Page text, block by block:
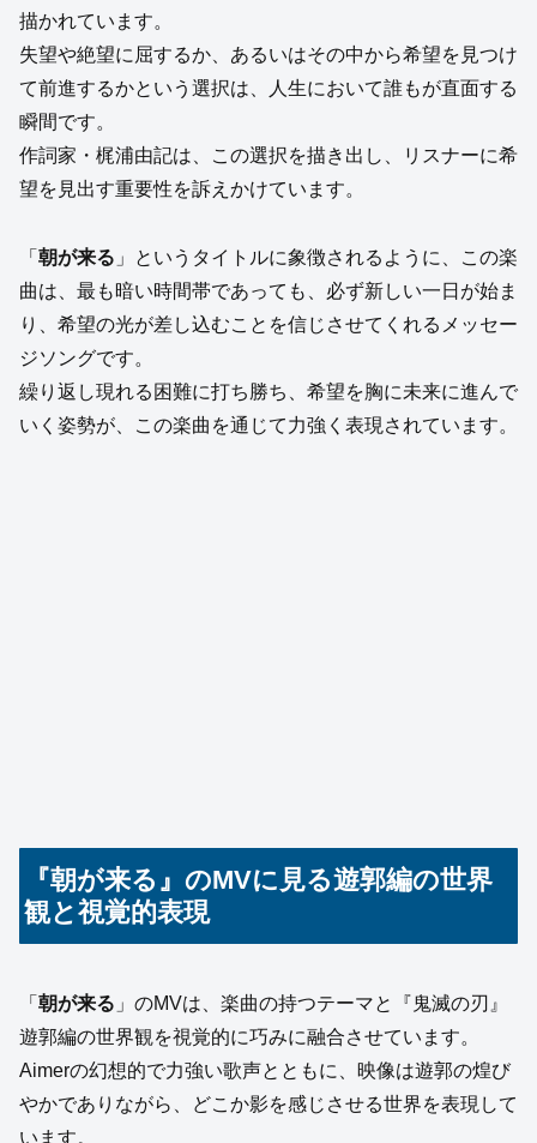
描かれています。
失望や絶望に屈するか、あるいはその中から希望を見つけ
て前進するかという選択は、人生において誰もが直面する
瞬間です。
作詞家・梶浦由記は、この選択を描き出し、リスナーに希
望を見出す重要性を訴えかけています。
「 朝が来る 」というタイトルに象徴されるように、この楽
曲は、最も暗い時間帯であっても、必ず新しい一日が始ま
り、希望の光が差し込むことを信じさせてくれるメッセー
ジソングです。
繰り返し現れる困難に打ち勝ち、希望を胸に未来に進んで
いく姿勢が、この楽曲を通じて力強く表現されています。
『朝が来る』のMVに見る遊郭編の世界
観と視覚的表現
「 朝が来る 」のMVは、楽曲の持つテーマと『鬼滅の刃』
遊郭編の世界観を視覚的に巧みに融合させています。
Aimerの幻想的で力強い歌声とともに、映像は遊郭の煌び
やかでありながら、どこか影を感じさせる世界を表現して
います。